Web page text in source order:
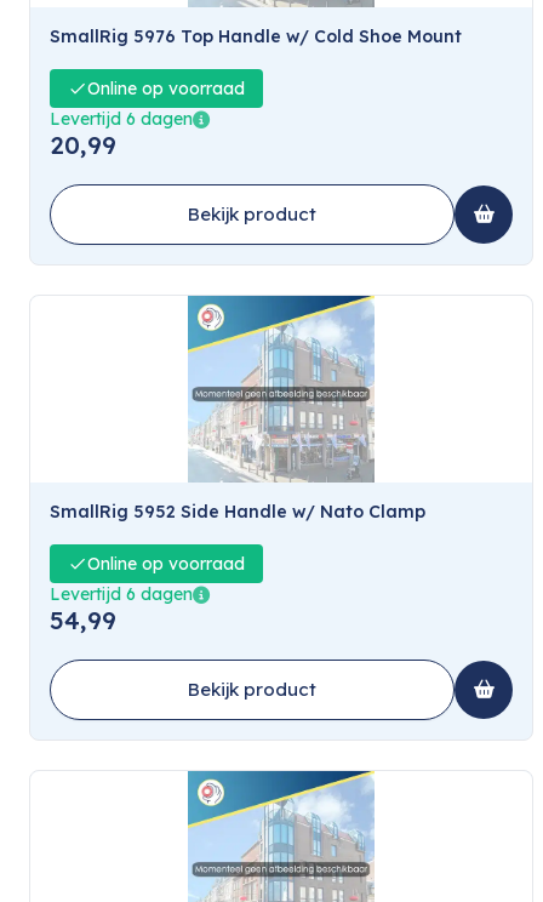
SmallRig 5976 Top Handle w/ Cold Shoe Mount
Online op voorraad
Levertijd 6 dagen
20,99
Bekijk product
SmallRig 5952 Side Handle w/ Nato Clamp
Online op voorraad
Levertijd 6 dagen
54,99
Bekijk product